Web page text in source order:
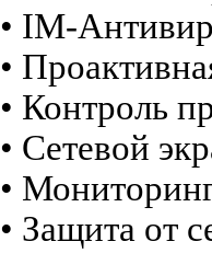
• IM-
•
• Контроль
• Сетевой
•
• Защита от